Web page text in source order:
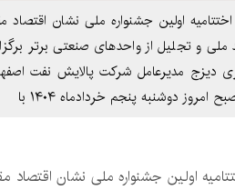
اولین جشنواره ملی نشان اقتصاد
ملی و تجلیل از واحدهای صنعتی برتر
دیزج مدیرعامل شرکت پالایش نفت
امروز دوشنبه پنجم خردادماه ۱۴۰۴ با
اولین جشنواره ملی نشان اقتصاد